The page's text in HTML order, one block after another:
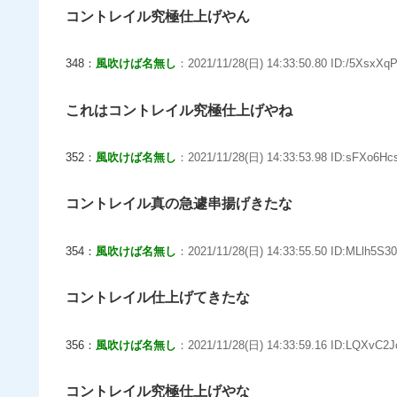
コントレイル究極仕上げやん
348： 風吹けば名無し ：2021/11/28(日) 14:33:50.80 ID:/
これはコントレイル究極仕上げやね
352： 風吹けば名無し ：2021/11/28(日) 14:33:53.98
コントレイル真の急遽串揚げきたな
354： 風吹けば名無し ：2021/11/28(日) 14:33:55.50
コントレイル仕上げてきたな
356： 風吹けば名無し ：2021/11/28(日) 14:33:59.16
コントレイル究極仕上げやな